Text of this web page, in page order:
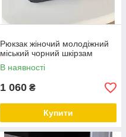
Рюкзак жіночий молодіжний
міський чорний шкірзам
В наявності
1 060 ₴
Купити